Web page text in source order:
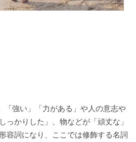
「強い」「力がある」や人の意志や
っかりした」、物などが「頑丈な」
容詞になり、ここでは修飾する名詞